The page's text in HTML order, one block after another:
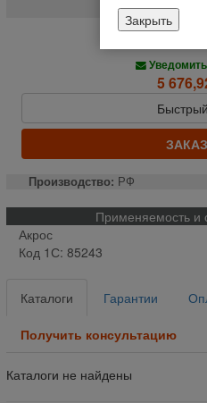
5
Производство: РФ
Применяемость и
Акрос
Код 1С: 85243
Каталоги Гарантии
Получить консультацию
Каталоги не найдены
Закрыть